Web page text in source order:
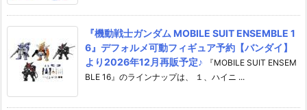
『機動戦士ガンダム MOBILE SUIT ENSEMBLE 1
6』デフォルメ可動フィギュア予約【バンダイ】
より2026年12月再販予定♪
『MOBILE SUIT ENSEM
BLE 16』のラインナップは、 １、ハイニ ...